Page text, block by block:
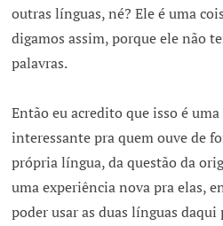
outras línguas, né? Ele é uma
digamos assim, porque ele não
palavras.
Então eu acredito que isso é uma
interessante pra quem ouve de
própria língua, da questão da
uma experiência nova pra elas,
poder usar as duas línguas